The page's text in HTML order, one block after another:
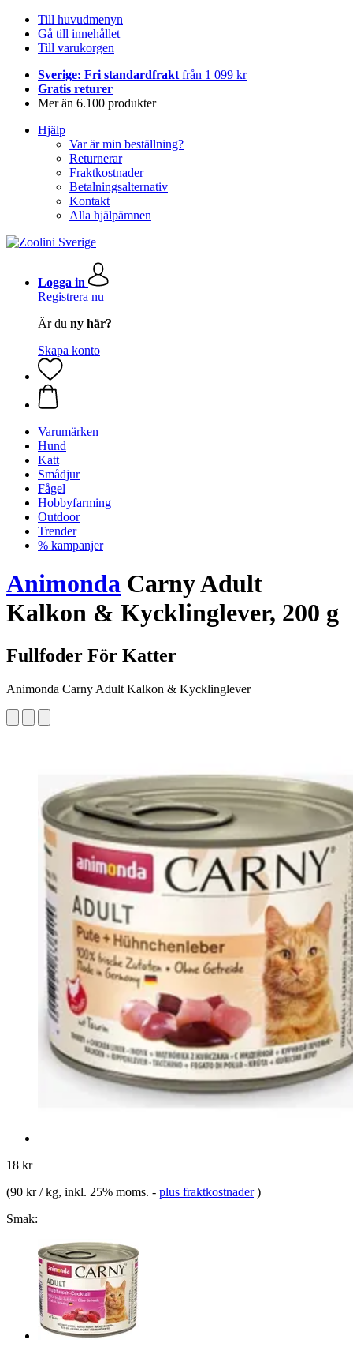
Till huvudmenyn
Gå till innehållet
Till varukorgen
Sverige: Fri standardfrakt från 1 099 kr
Gratis returer
Mer än 6.100 produkter
Hjälp
Var är min beställning?
Returnerar
Fraktkostnader
Betalningsalternativ
Kontakt
Alla hjälpämnen
Logga in
Registrera nu
Är du ny här?
Skapa konto
Varumärken
Hund
Katt
Smådjur
Fågel
Hobbyfarming
Outdoor
Trender
% kampanjer
Animonda Carny Adult
Kalkon & Kycklinglever, 200 g
Fullfoder För Katter
Animonda Carny Adult Kalkon & Kycklinglever
18 kr
(90 kr / kg, inkl. 25% moms. - plus fraktkostnader )
Smak: